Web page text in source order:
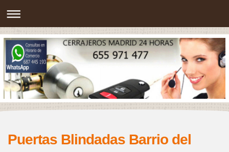
Puertas Blindadas Barrio del